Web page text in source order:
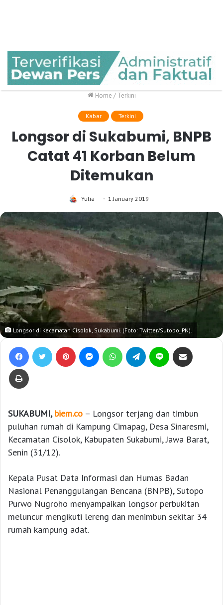
Home / Terkini
Kabar Terkini
Longsor di Sukabumi, BNPB
Catat 41 Korban Belum
Ditemukan
Yulia 1 January 2019
Longsor di Kecamatan Cisolok, Sukabumi. (Foto: Twitter/Sutopo_PN).
SUKABUMI, biem.co – Longsor terjang dan timbun
puluhan rumah di Kampung Cimapag, Desa Sinaresmi,
Kecamatan Cisolok, Kabupaten Sukabumi, Jawa Barat,
Senin (31/12).
Kepala Pusat Data Informasi dan Humas Badan
Nasional Penanggulangan Bencana (BNPB), Sutopo
Purwo Nugroho menyampaikan longsor perbukitan
meluncur mengikuti lereng dan menimbun sekitar 34
rumah kampung adat.